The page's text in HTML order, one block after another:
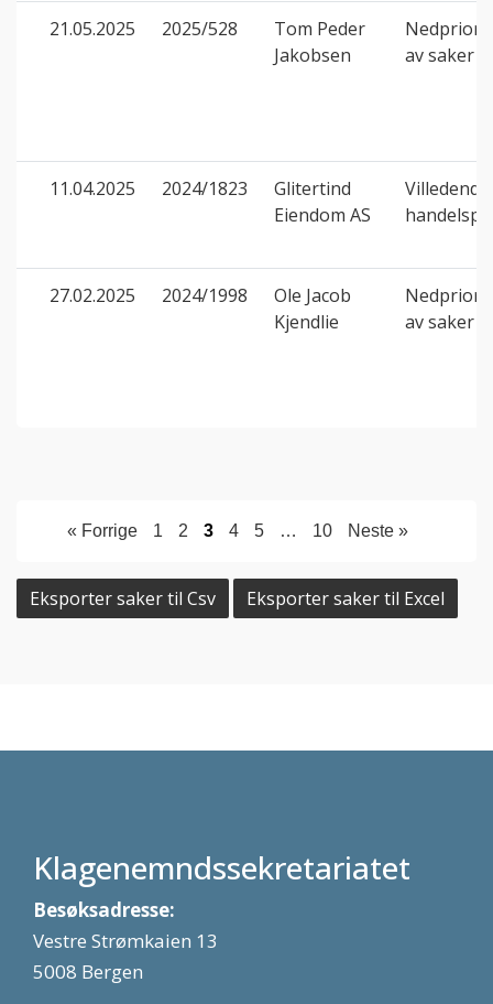
21.05.2025 2025/528
Tom Peder
Jakobsen
av saker
11.04.2025 2024/1823
Glitertind
Eiendom AS
27.02.2025 2024/1998
Ole Jacob
Kjendlie
av saker
« Forrige 1 2 3 4 5 … 10 Neste »
Eksporter saker til Csv Eksporter saker til Excel
Klagenemndssekretariatet
Besøksadresse:
Vestre Strømkaien 13
5008 Bergen